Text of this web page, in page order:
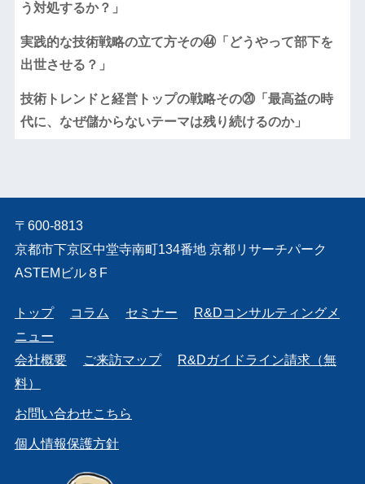
う対処するか？」
実践的な技術戦略の立て方その㊹「どうやって部下を
出世させる？」
技術トレンドと経営トップの戦略その⑳「最高益の時
代に、なぜ儲からないテーマは残り続けるのか」
〒600-8813
京都市下京区中堂寺南町134番地 京都リサーチパーク
ASTEMビル８F
トップ コラム セミナー
R&Dコンサルティングメ
ニュー
会社概要
ご来訪マップ
R&Dガイドライン請求（無
料）
お問い合わせこちら
個人情報保護方針